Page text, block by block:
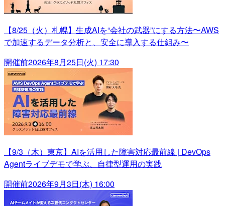
【8/25（火）札幌】生成AIを“会社の武器”にする方法〜AWS
で加速するデータ分析と、安全に導入する仕組み〜
開催前2026年8月25日(火) 17:30
【9/3（木）東京】AIを活用した障害対応最前線 | DevOps
Agentライブデモで学ぶ、自律型運用の実践
開催前2026年9月3日(木) 16:00